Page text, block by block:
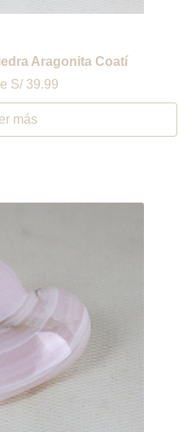
Aragonita Coatí
S/ 39.99
más